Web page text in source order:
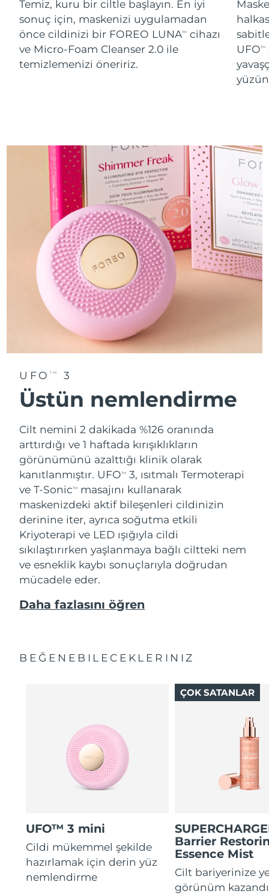
Temiz, kuru bir ciltle başlayın. En iyi
sonuç için, maskenizi uygulamadan
önce cildinizi bir FOREO LUNATM
cihazı
ve Micro-Foam Cleanser 2.0 ile
temizlemenizi öneririz.
UFOTM
UFO TM 3
Üstün nemlendirme
Cilt nemini 2 dakikada %126 oranında
arttırdığı ve 1 haftada kırışıklıkların
görünümünü azalttığı klinik olarak
kanıtlanmıştır. UFOTM
3, ısıtmalı Termoterapi
ve T-SonicTM
masajını kullanarak
maskenizdeki aktif bileşenleri cildinizin
derinine iter, ayrıca soğutma etkili
Kriyoterapi ve LED ışığıyla cildi
sıkılaştırırken yaşlanmaya bağlı ciltteki nem
ve esneklik kaybı sonuçlarıyla doğrudan
mücadele eder.
Daha fazlasını öğren
BEĞENEBILECEKLERINIZ
UFO™ 3 mini
Cildi mükemmel şekilde
hazırlamak için derin yüz
nemlendirme
Barrier
Essence Mist
Cilt bariyerinize
görünüm
ÇOK SATANLAR